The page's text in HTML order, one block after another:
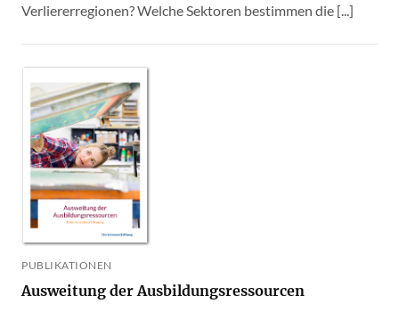
Verliererregionen? Welche Sektoren bestimmen die [...]
PUBLIKATIONEN
Ausweitung der Ausbildungsressourcen